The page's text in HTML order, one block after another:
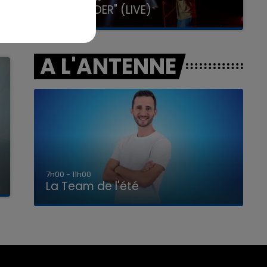
GIMS "SPIDER" (LIVE)
A L'ANTENNE
7h00 - 11h00
La Team de l'été